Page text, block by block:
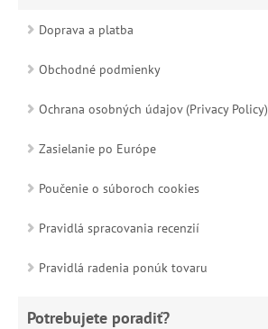
Doprava a platba
Obchodné podmienky
Ochrana osobných údajov (Privacy Policy)
Zasielanie po Európe
Poučenie o súboroch cookies
Pravidlá spracovania recenzií
Pravidlá radenia ponúk tovaru
Potrebujete poradiť?